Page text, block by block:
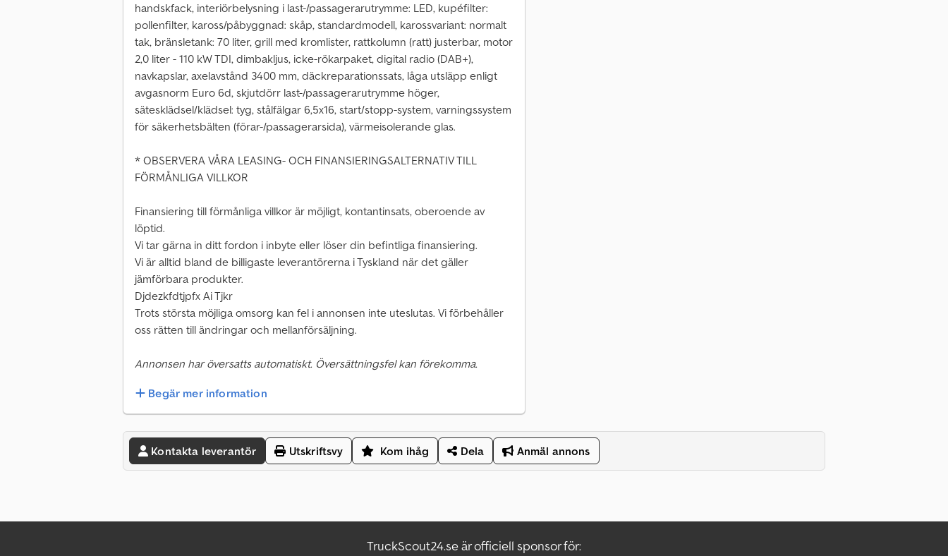
handskfack, interiörbelysning i last-/passagerarutrymme: LED, kupéfilter:
pollenfilter, kaross/påbyggnad: skåp, standardmodell, karossvariant: normalt
tak, bränsletank: 70 liter, grill med kromlister, rattkolumn (ratt) justerbar, motor
2,0 liter - 110 kW TDI, dimbakljus, icke-rökarpaket, digital radio (DAB+),
navkapslar, axelavstånd 3400 mm, däckreparationssats, låga utsläpp enligt
avgasnorm Euro 6d, skjutdörr last-/passagerarutrymme höger,
sätesklädsel/klädsel: tyg, stålfälgar 6,5x16, start/stopp-system, varningssystem
för säkerhetsbälten (förar-/passagerarsida), värmeisolerande glas.
* OBSERVERA VÅRA LEASING- OCH FINANSIERINGSALTERNATIV TILL
FÖRMÅNLIGA VILLKOR
Finansiering till förmånliga villkor är möjligt, kontantinsats, oberoende av
löptid.
Vi tar gärna in ditt fordon i inbyte eller löser din befintliga finansiering.
Vi är alltid bland de billigaste leverantörerna i Tyskland när det gäller
jämförbara produkter.
Djdezkfdtjpfx Ai Tjkr
Trots största möjliga omsorg kan fel i annonsen inte uteslutas. Vi förbehåller
oss rätten till ändringar och mellanförsäljning.
Annonsen har översatts automatiskt. Översättningsfel kan förekomma.
Begär mer information
Kontakta leverantör Utskriftsvy Kom ihåg Dela Anmäl annons
TruckScout24.se är officiell sponsor för: